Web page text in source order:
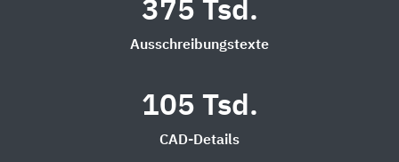
375 Tsd.
Ausschreibungstexte
105 Tsd.
CAD-Details